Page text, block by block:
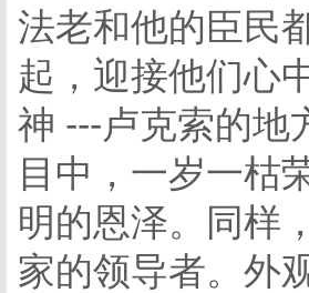
法老和他的臣民
起，迎接他们心
神 ---卢克索的地
目中，一岁一枯
明的恩泽。同样
家的领导者。外